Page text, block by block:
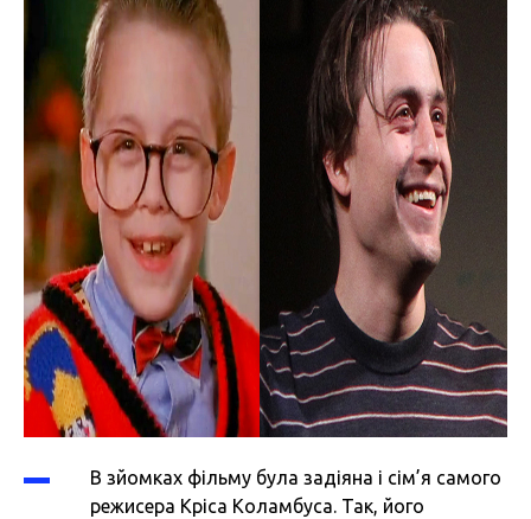
В зйомках фільму була задіяна і сім’я самого
режисера Кріса Коламбуса. Так, його